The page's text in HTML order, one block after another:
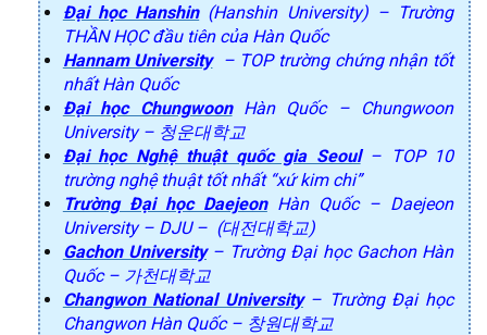
Đại học Hanshin(Hanshin University) – Trường
THẦN HỌC đầu tiên của Hàn Quốc
Hannam University– TOP trường chứng nhận tốt
nhất Hàn Quốc
Đại học ChungwoonHàn Quốc – Chungwoon
University – 청운대학교
Đại học Nghệ thuật quốc gia Seoul– TOP 10
trường nghệ thuật tốt nhất “xứ kim chi”
Trường Đại học DaejeonHàn Quốc – Daejeon
University – DJU – (대전대학교)
Gachon University– Trường Đại học Gachon Hàn
Quốc – 가천대학교
Changwon National University– Trường Đại học
Changwon Hàn Quốc – 창원대학교